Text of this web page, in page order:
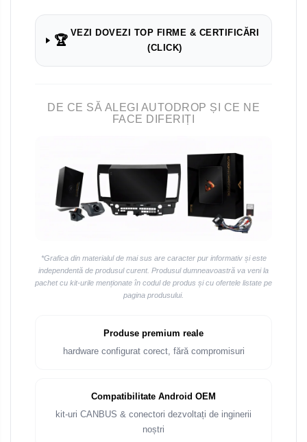
🏆
VEZI DOVEZI TOP FIRME & CERTIFICĂRI
(CLICK)
DE CE SĂ ALEGI AUTODROP ȘI CE NE
FACE DIFERIȚI
*Grafica din materialul de mai sus are caracter pur informativ și este
independentă de produsul curent. Produsul dumneavoastră va veni la
pachet cu kit-urile menționate în codul de produs și cu ofertele listate pe
pagina produsului.
Produse premium reale
hardware configurat corect, fără compromisuri
Compatibilitate Android OEM
kit-uri CANBUS & conectori dezvoltați de inginerii
noștri